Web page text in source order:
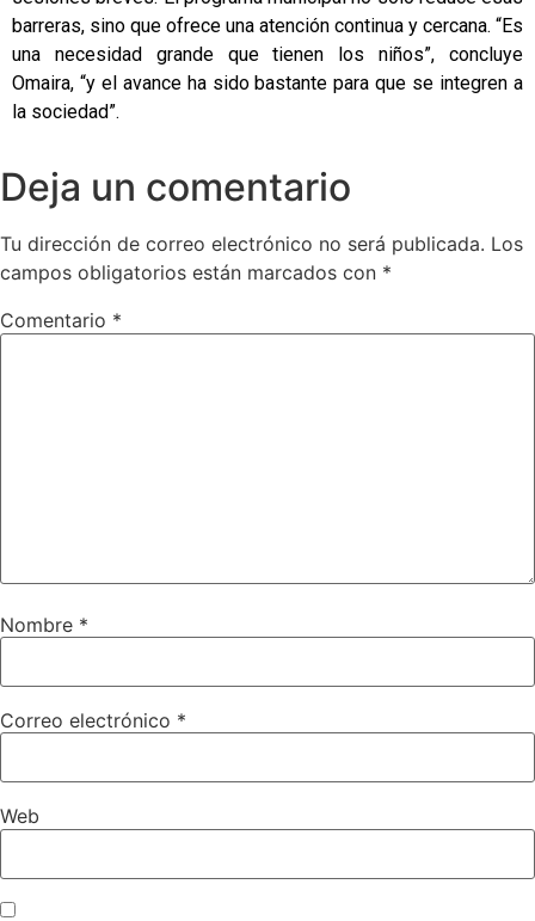
barreras, sino que ofrece una atención continua y cercana. “Es
una necesidad grande que tienen los niños”, concluye
Omaira, “y el avance ha sido bastante para que se integren a
la sociedad”.
Deja un comentario
Tu dirección de correo electrónico no será publicada. Los
campos obligatorios están marcados con *
Comentario *
Nombre *
Correo electrónico *
Web